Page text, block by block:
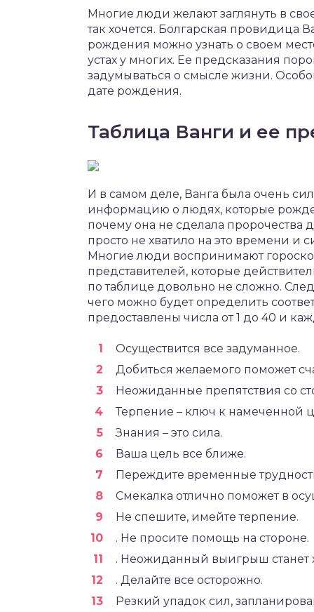
Многие люди желают заглянуть в
так хочется. Болгарская провидица
рождения можно узнать о своем
устах у многих. Ее предсказания
задумываться о смысле жизни.
дате рождения.
Таблица Ванги и ее
И в самом деле, Ванга была очень
информацию о людях, которые
почему она не сделала
просто не хватило на это времени и
Многие люди воспринимают
представителей, которые
по таблице довольно не сложно.
чего можно будет определить
предоставлены числа от 1 до 40 и
Осуществится все задуманное.
Добиться желаемого поможет
Неожиданные препятствия со
Терпение – ключ к намеченной
Знания – это сила.
Ваша цель все ближе.
Переждите временные
Смекалка отлично поможет в
Не спешите, имейте терпение.
. Не просите помощь на стороне.
. Неожиданный выигрыш
. Делайте все осторожно.
Резкий упадок сил,